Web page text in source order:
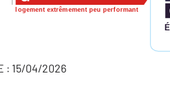
logement extrêmement peu performant
: 15/04/2026